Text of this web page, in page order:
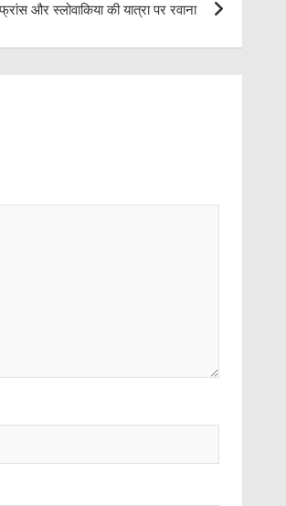
और स्लोवाकिया की यात्रा पर रवाना